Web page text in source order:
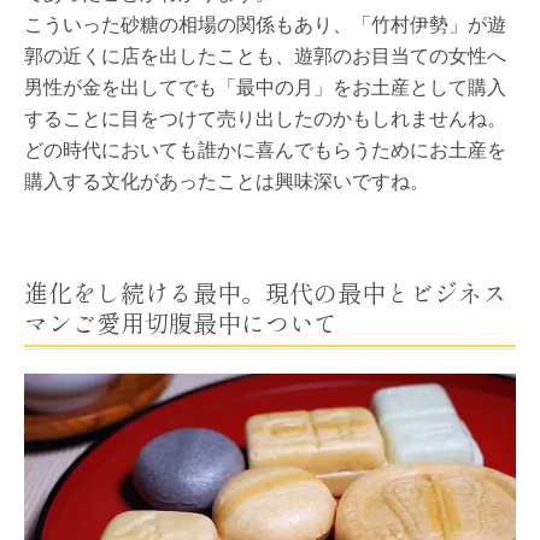
こういった砂糖の相場の関係もあり、「竹村伊勢」が遊
郭の近くに店を出したことも、遊郭のお目当ての女性へ
男性が金を出してでも「最中の月」をお土産として購入
することに目をつけて売り出したのかもしれませんね。
どの時代においても誰かに喜んでもらうためにお土産を
購入する文化があったことは興味深いですね。
進化をし続ける最中。現代の最中とビジネス
マンご愛用切腹最中について